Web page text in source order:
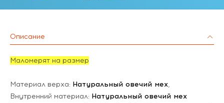
Описание
Маломерят на размер
Материал верха: Натуральный овечий мех,
Внутренний материал: Натуральный овечий мех